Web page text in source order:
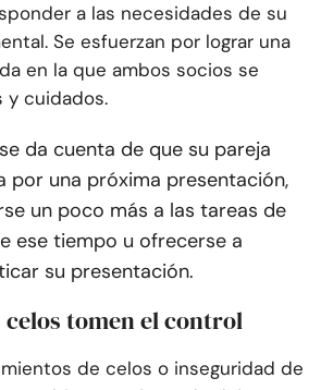
a las necesidades de su
Se esfuerzan por lograr una
en la que ambos socios se
y cuidados.
da cuenta de que su pareja
por una próxima presentación,
un poco más a las tareas de
ese tiempo u ofrecerse a
su presentación.
celos tomen el control
de celos o inseguridad de